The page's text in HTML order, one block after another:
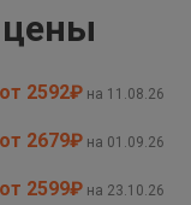
от 2592₽ на 11.08.26
от 2679₽ на 01.09.26
от 2599₽ на 23.10.26